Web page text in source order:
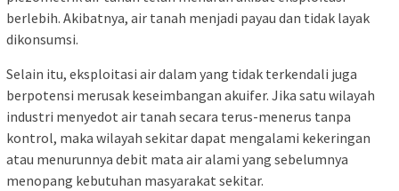
berlebih. Akibatnya, air tanah menjadi payau dan tidak layak
dikonsumsi.
Selain itu, eksploitasi air dalam yang tidak terkendali juga
berpotensi merusak keseimbangan akuifer. Jika satu wilayah
industri menyedot air tanah secara terus-menerus tanpa
kontrol, maka wilayah sekitar dapat mengalami kekeringan
atau menurunnya debit mata air alami yang sebelumnya
menopang kebutuhan masyarakat sekitar.